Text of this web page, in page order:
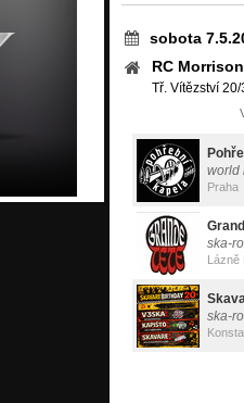
sobota
RC Morrison
Tř. Vítězství
world
Praha
ska-
Lázně
ska-